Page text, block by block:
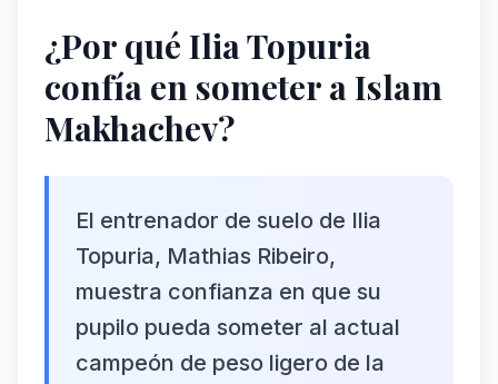
¿Por qué Ilia Topuria
confía en someter a Islam
Makhachev?
El entrenador de suelo de Ilia
Topuria, Mathias Ribeiro,
muestra confianza en que su
pupilo pueda someter al actual
campeón de peso ligero de la